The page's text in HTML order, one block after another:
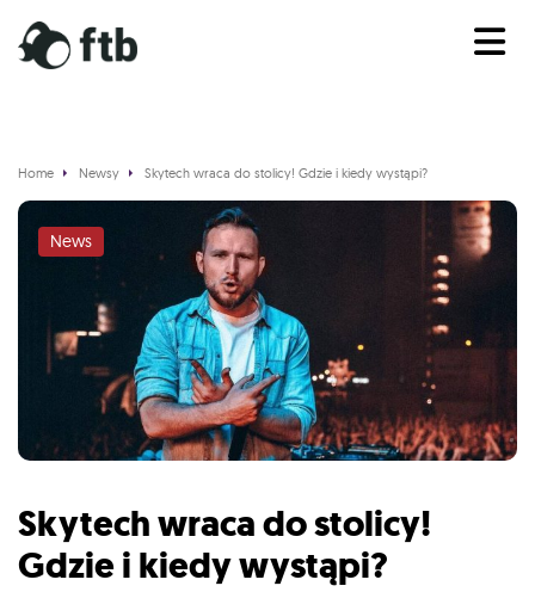
Home Newsy Skytech wraca do stolicy! Gdzie i kiedy wystąpi?
News
Skytech wraca do stolicy!
Gdzie i kiedy wystąpi?